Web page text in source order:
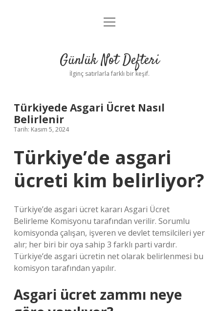
Anasayfa
Yasal Uyarı
menüyü
Günlük Not Defteri
İlginç satırlarla farklı bir keşif.
Türkiyede Asgari Ücret Nasıl
Belirlenir
Tarih: Kasım 5, 2024
Türkiye’de asgari
ücreti kim belirliyor?
Türkiye’de asgari ücret kararı Asgari Ücret
Belirleme Komisyonu tarafından verilir. Sorumlu
komisyonda çalışan, işveren ve devlet temsilcileri yer
alır; her biri bir oya sahip 3 farklı parti vardır.
Türkiye’de asgari ücretin net olarak belirlenmesi bu
komisyon tarafından yapılır.
Asgari ücret zammı neye